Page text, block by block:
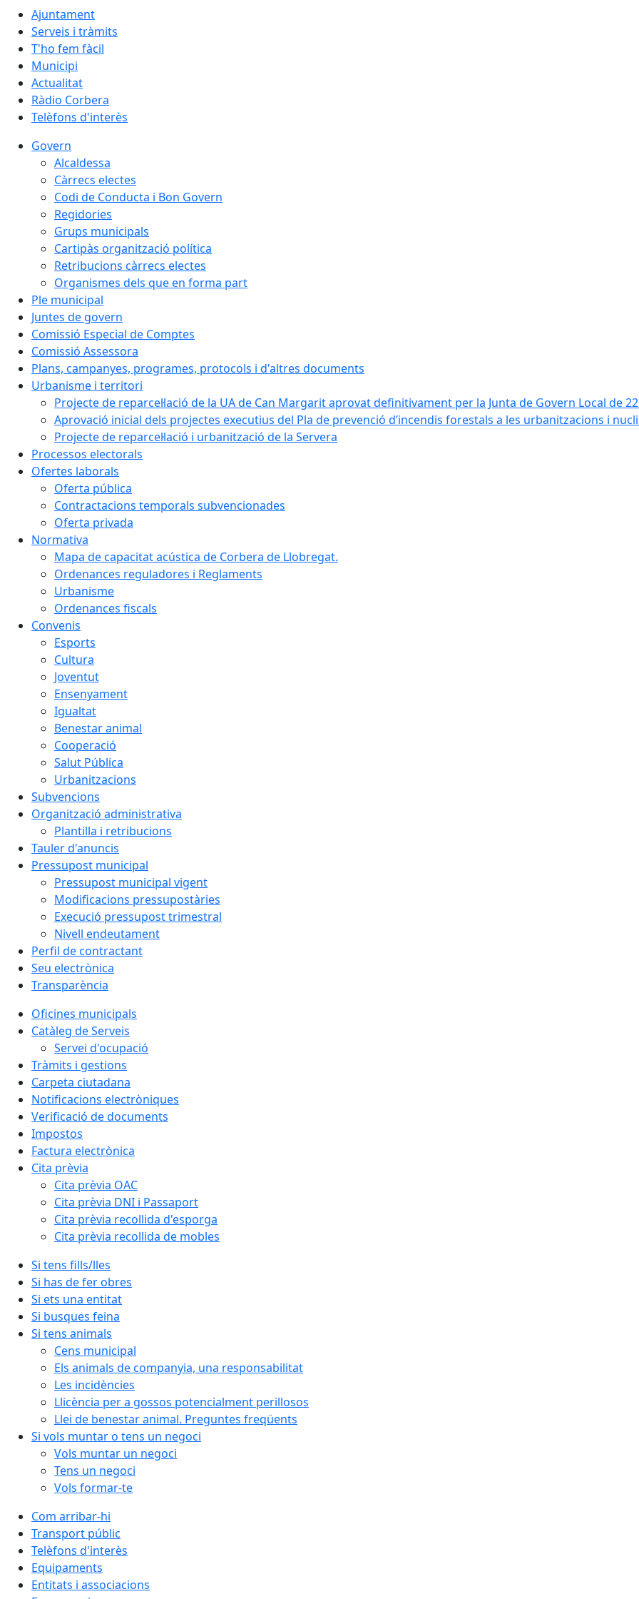
Ajuntament
Serveis i tràmits
T'ho fem fàcil
Municipi
Actualitat
Ràdio Corbera
Telèfons d'interès
Govern
Alcaldessa
Càrrecs electes
Codi de Conducta i Bon Govern
Regidories
Grups municipals
Cartipàs organització política
Retribucions càrrecs electes
Organismes dels que en forma part
Ple municipal
Juntes de govern
Comissió Especial de Comptes
Comissió Assessora
Plans, campanyes, programes, protocols i d'altres documents
Urbanisme i territori
Projecte de reparcel·lació de la UA de Can Margarit aprovat definitivament per la Junta de Govern Local de
Aprovació inicial dels projectes executius del Pla de prevenció d’incendis forestals a les urbanitzacions i
Projecte de reparcel·lació i urbanització de la Servera
Processos electorals
Ofertes laborals
Oferta pública
Contractacions temporals subvencionades
Oferta privada
Normativa
Mapa de capacitat acústica de Corbera de Llobregat.
Ordenances reguladores i Reglaments
Urbanisme
Ordenances fiscals
Convenis
Esports
Cultura
Joventut
Ensenyament
Igualtat
Benestar animal
Cooperació
Salut Pública
Urbanitzacions
Subvencions
Organització administrativa
Plantilla i retribucions
Tauler d'anuncis
Pressupost municipal
Pressupost municipal vigent
Modificacions pressupostàries
Execució pressupost trimestral
Nivell endeutament
Perfil de contractant
Seu electrònica
Transparència
Oficines municipals
Catàleg de Serveis
Servei d'ocupació
Tràmits i gestions
Carpeta ciutadana
Notificacions electròniques
Verificació de documents
Impostos
Factura electrònica
Cita prèvia
Cita prèvia OAC
Cita prèvia DNI i Passaport
Cita prèvia recollida d'esporga
Cita prèvia recollida de mobles
Si tens fills/lles
Si has de fer obres
Si ets una entitat
Si busques feina
Si tens animals
Cens municipal
Els animals de companyia, una responsabilitat
Les incidències
Llicència per a gossos potencialment perillosos
Llei de benestar animal. Preguntes freqüents
Si vols muntar o tens un negoci
Vols muntar un negoci
Tens un negoci
Vols formar-te
Com arribar-hi
Transport públic
Telèfons d'interès
Equipaments
Entitats i associacions